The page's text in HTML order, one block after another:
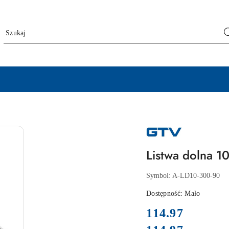
NAZWA
PRODUCENTA:
Listwa dolna
Symbol: A-LD10-300-90
Dostępność:Mało
cena:
114.97